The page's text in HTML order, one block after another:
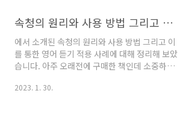
집어드는 경향이 있습니다. 공부하겠다는 굳은
결심이 낳은 참사라고 할 수 있습니다. 미국 어린
아이가 읽는 동화책이나 동요로 공부하는 것이
전혀 나쁜 선택이 아닙니다. 오히려 가장 좋은 방
식이 될 수 있습니다. 예를 들어 영어 동요가 매우
쉬운 것 같지만 자막 없이 정확히 들을 수 있는 사
속청의 원리와 사용 방법 그리고 영어 듣기 적용 사례
에서 소개된 속청의 원리와 사용 방법 그리고 이
를 통한 영어 듣기 적용 사례에 대해 정리해 보았
습니다. 아주 오래전에 구매한 책인데 소중하게
대로 보관 중에 있습니다. 속청의 원리 인간의 대
2023. 1. 30.